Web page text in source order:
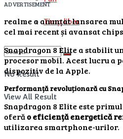
Timp liber
No Result
View All Result
ADVERTISEMENT
realme a anunțat lansarea
cel mai recent și avansat
Snapdragon 8 Elite a stabilit
procesor mobil. Acest lucru a
dispozitiv de la Apple.
Performanță revoluționară cu
Snapdragon 8 Elite este
oferăo eficiență energetică
utilizarea smartphone-urilor.